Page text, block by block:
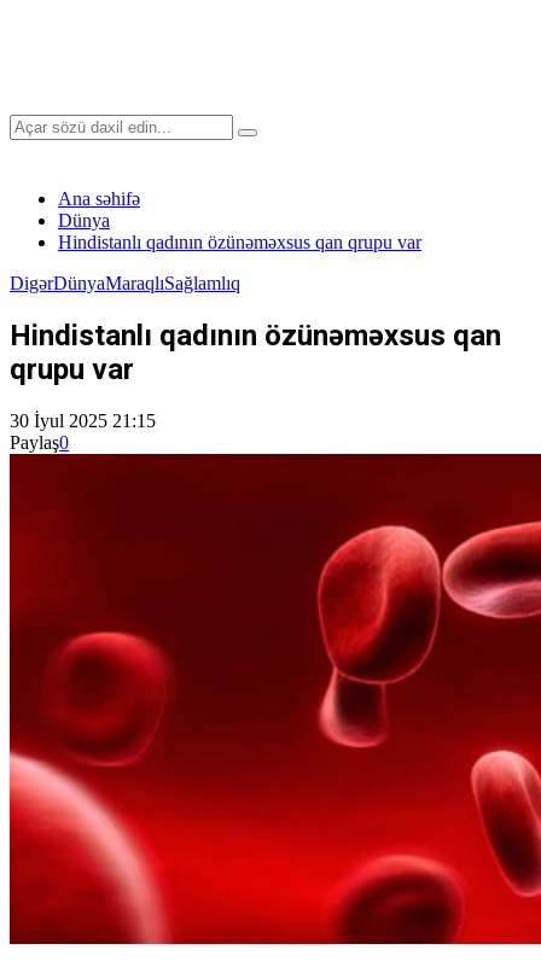
Search
for:
Search
Ana səhifə
Dünya
Hindistanlı qadının özünəməxsus qan qrupu var
DigərDünyaMaraqlıSağlamlıq
Hindistanlı qadının özünəməxsus qan
qrupu var
30 İyul 2025 21:15
Paylaş0